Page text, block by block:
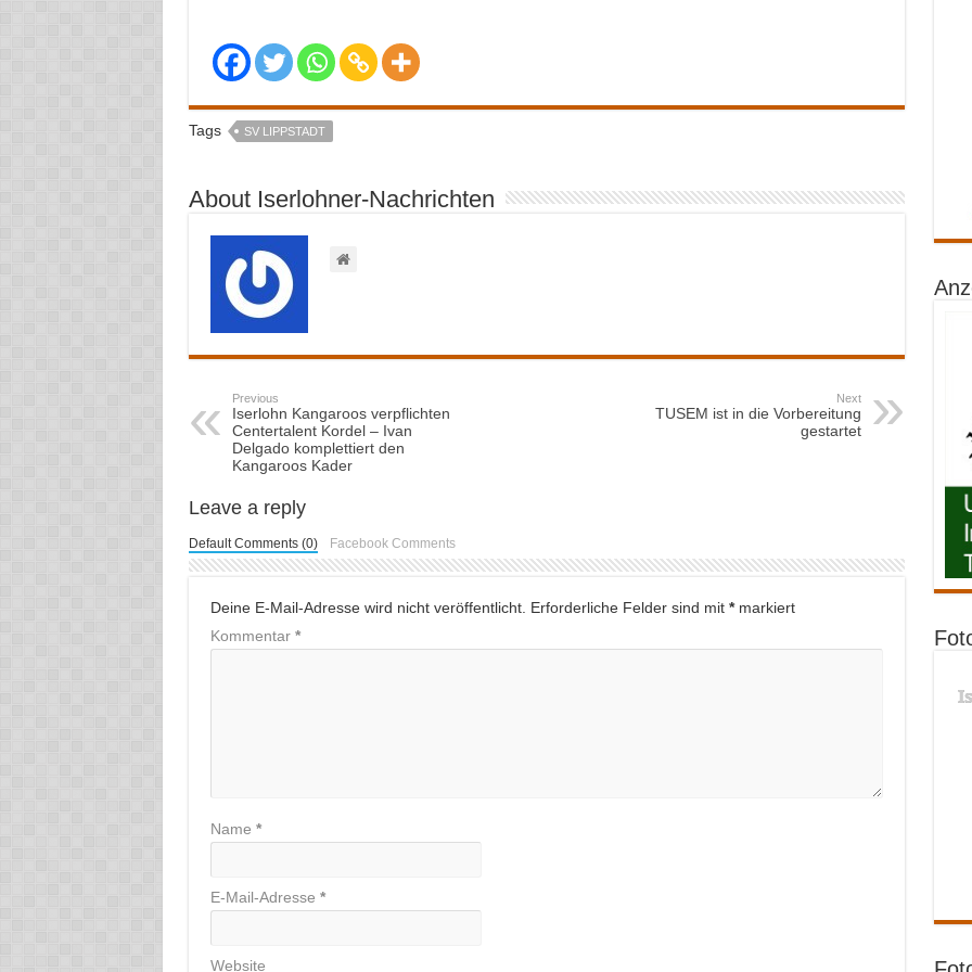
Tags SV LIPPSTADT
About Iserlohner-Nachrichten
Previous
Iserlohn Kangaroos verpflichten
Centertalent Kordel – Ivan
Delgado komplettiert den
Kangaroos Kader
Next
TUSEM ist in die Vorbereitung
gestartet
Leave a reply
Default Comments (0) Facebook Comments
Deine E-Mail-Adresse wird nicht veröffentlicht. Erforderliche Felder sind mit *markiert
Kommentar *
Name *
E-Mail-Adresse *
Website